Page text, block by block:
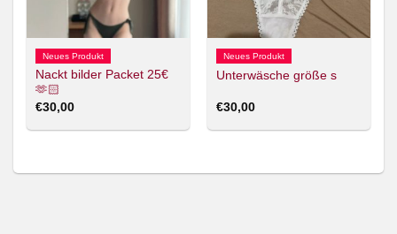
Neues Produkt
Nackt bilder Packet 25€
🫶🏻
€30,00
Neues Produkt
Unterwäsche größe s
€30,00